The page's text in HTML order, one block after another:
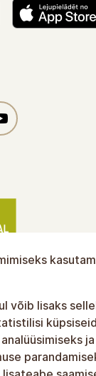
võib lisaks
ja